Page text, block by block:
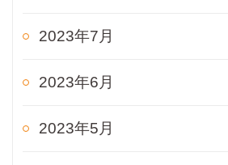
2023年7月
2023年6月
2023年5月